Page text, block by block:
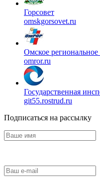
Горсовет
omskgorsovet.ru
Омское региональное
omror.ru
Государственная
git55.rostrud.ru
Подписаться на рассылку